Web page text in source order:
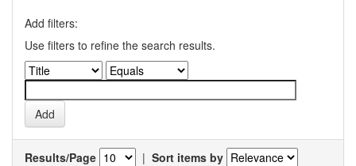
Add filters:
Use filters to refine the search results.
Results/Page | Sort items by